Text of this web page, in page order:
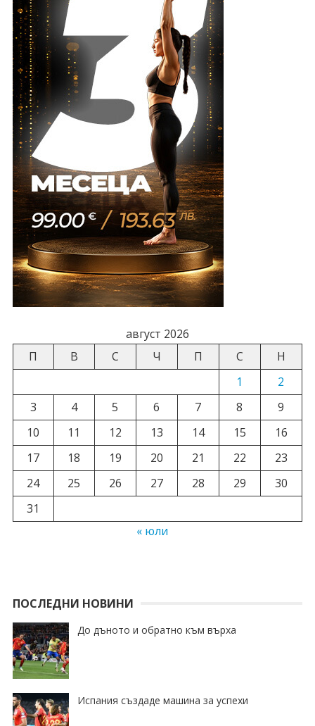
август 2026
П
В С Ч П С
Н
1
2
3
4 5 6 7 8
9
10
11 12 13 14 15
16
17
18 19 20 21 22
23
24
25 26 27 28 29
30
31
« юли
ПОСЛЕДНИ НОВИНИ
До дъното и обратно към върха
Испания създаде машина за успехи